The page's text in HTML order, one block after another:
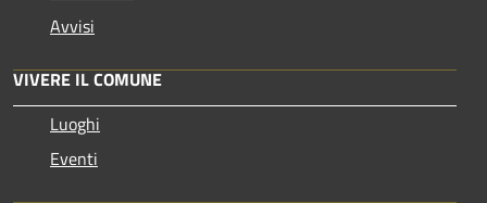
Avvisi
VIVERE IL COMUNE
Luoghi
Eventi